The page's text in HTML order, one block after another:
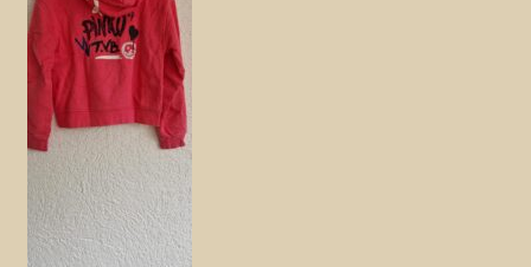
Linkjes
Contact en nieuwsbrief